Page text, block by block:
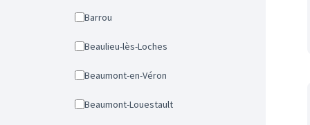
Barrou
Beaulieu-lès-Loches
Beaumont-en-Véron
Beaumont-Louestault